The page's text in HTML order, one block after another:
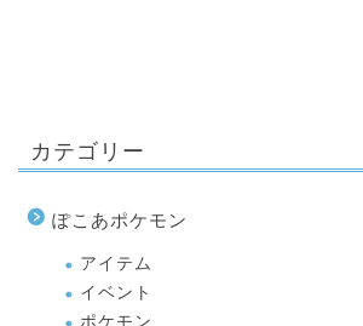
カテゴリー
ぽこあポケモン
アイテム
イベント
ポケモン